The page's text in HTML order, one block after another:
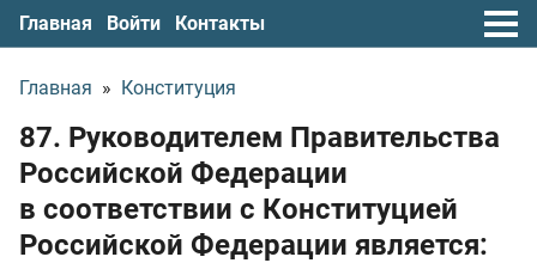
Главная Войти Контакты
Главная » Конституция
87. Руководителем Правительства
Российской Федерации
в соответствии с Конституцией
Российской Федерации является: